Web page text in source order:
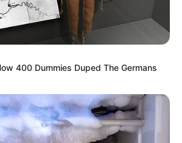
400 Dummies Duped The Germans